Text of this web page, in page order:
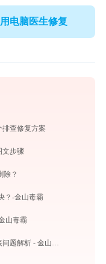
电脑医生修复
查修复方案
文步骤
除？
？-金山毒霸
山毒霸
富士施乐ApeosPort-V C6680打印机连接问题解析 - 金山毒霸